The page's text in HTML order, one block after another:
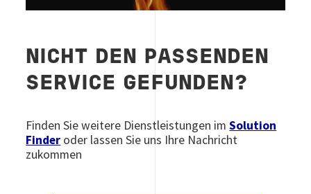
NICHT DEN PASSENDEN
SERVICE GEFUNDEN?
Finden Sie weitere Dienstleistungen imSolution
Finder oder lassen Sie uns Ihre Nachricht
zukommen